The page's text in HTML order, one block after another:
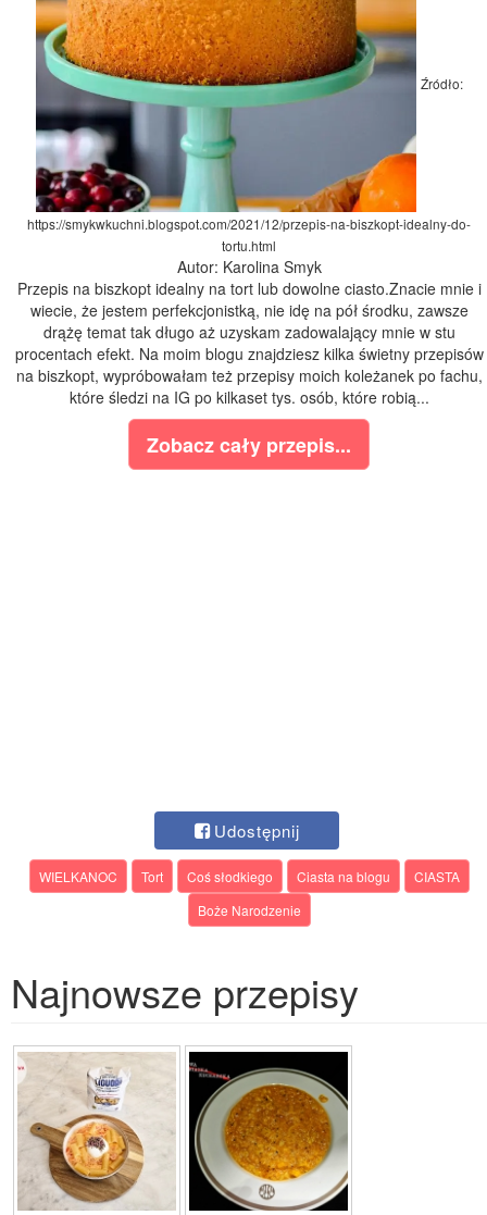
Źródło:
https://smykwkuchni.blogspot.com/2021/12/przepis-na-biszkopt-idealny-do-
tortu.html
Autor: Karolina Smyk
Przepis na biszkopt idealny na tort lub dowolne ciasto.Znacie mnie i
wiecie, że jestem perfekcjonistką, nie idę na pół środku, zawsze
drążę temat tak długo aż uzyskam zadowalający mnie w stu
procentach efekt. Na moim blogu znajdziesz kilka świetny przepisów
na biszkopt, wypróbowałam też przepisy moich koleżanek po fachu,
które śledzi na IG po kilkaset tys. osób, które robią...
Zobacz cały przepis...
Udostępnij
WIELKANOC Tort Coś słodkiego Ciasta na blogu
CIASTA
Boże Narodzenie
Najnowsze przepisy